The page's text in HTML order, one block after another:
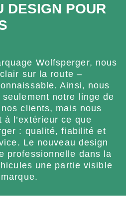
DESIGN POUR
Wolfsperger, nous
sur la route –
Ainsi, nous
notre linge de
clients, mais nous
à l’extérieur ce que
: qualité, fiabilité et
Le nouveau design
professionnelle dans la
une partie visible